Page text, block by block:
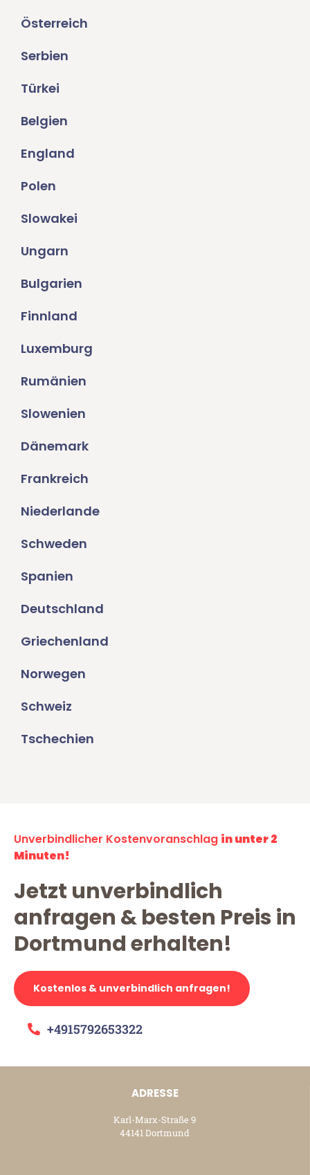
Österreich
Serbien
Türkei
Belgien
England
Polen
Slowakei
Ungarn
Bulgarien
Finnland
Luxemburg
Rumänien
Slowenien
Dänemark
Frankreich
Niederlande
Schweden
Spanien
Deutschland
Griechenland
Norwegen
Schweiz
Tschechien
Unverbindlicher Kostenvoranschlag in unter 2
Minuten!
Jetzt unverbindlich
anfragen & besten Preis in
Dortmund erhalten!
Kostenlos & unverbindlich anfragen!
+4915792653322
ADRESSE
Karl-Marx-Straße 9
44141 Dortmund